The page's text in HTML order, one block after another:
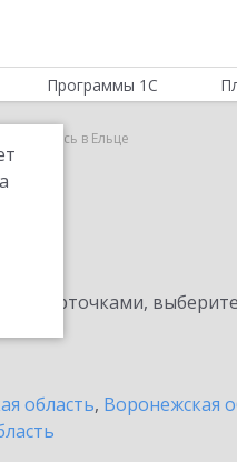
Программы 1С
1С:Подпись в Ельце
карточками,
область, Воронежская